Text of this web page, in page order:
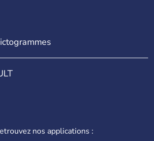
nos applications :